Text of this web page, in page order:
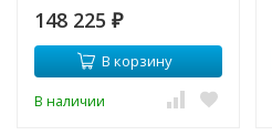
148 225 ₽
В корзину
В наличии